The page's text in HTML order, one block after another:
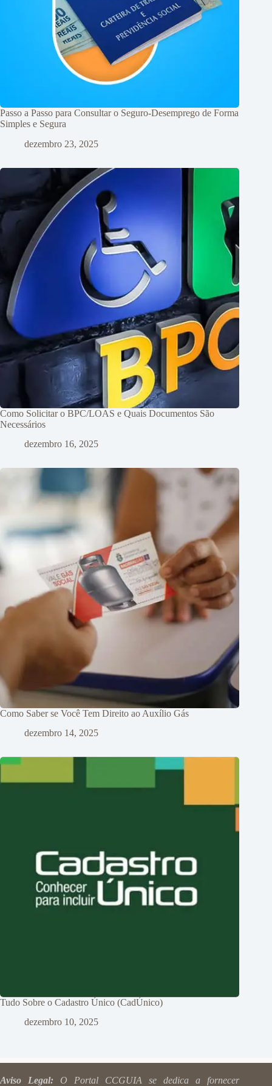
Passo a Passo para Consultar o Seguro-Desemprego de Forma
Simples e Segura
dezembro 23, 2025
Como Solicitar o BPC/LOAS e Quais Documentos São
Necessários
dezembro 16, 2025
Como Saber se Você Tem Direito ao Auxílio Gás
dezembro 14, 2025
Tudo Sobre o Cadastro Único (CadÚnico)
dezembro 10, 2025
Aviso Legal: O Portal CCGUIA se dedica a fornecer